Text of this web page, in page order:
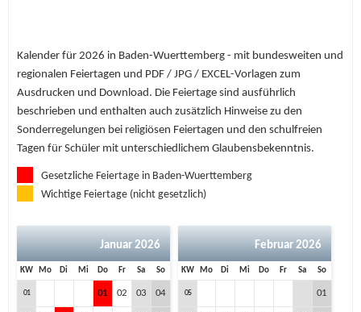
Kalender für 2026 in Baden-Wuerttemberg - mit bundesweiten und
regionalen Feiertagen und PDF / JPG / EXCEL-Vorlagen zum
Ausdrucken und Download. Die Feiertage sind ausführlich
beschrieben und enthalten auch zusätzlich Hinweise zu den
Sonderregelungen bei religiösen Feiertagen und den schulfreien
Tagen für Schüler mit unterschiedlichem Glaubensbekenntnis.
Gesetzliche Feiertage in Baden-Wuerttemberg
Wichtige Feiertage (nicht gesetzlich)
Januar 2026
KW Mo Di Mi Do Fr Sa So
01 01 02 03 04
Februar 2026
KW Mo Di Mi Do Fr Sa So
05 01